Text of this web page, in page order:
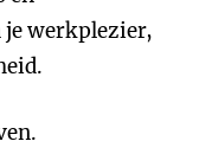
je werkplezier,